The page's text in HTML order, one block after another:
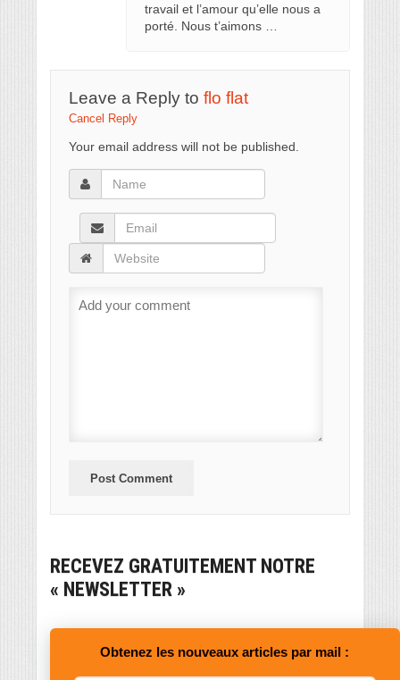
travail et l’amour qu’elle nous a
porté. Nous t’aimons …
Leave a Reply to flo flat
Cancel Reply
Your email address will not be published.
RECEVEZ GRATUITEMENT NOTRE
« NEWSLETTER »
Obtenez les nouveaux articles par mail :